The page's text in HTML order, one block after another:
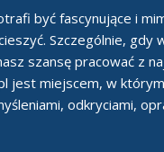
być fascynujące i
Szczególnie, gdy
szansę pracować z
jest miejscem, w
odkryciami,